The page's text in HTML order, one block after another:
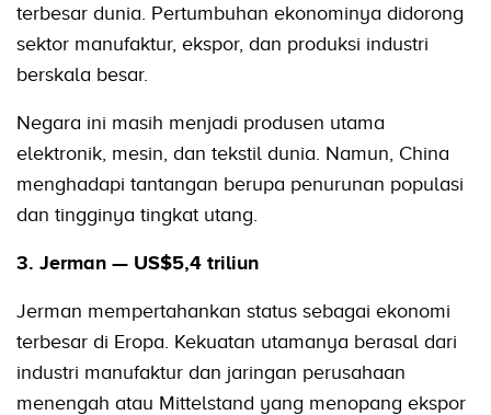
terbesar dunia. Pertumbuhan ekonominya didorong
sektor manufaktur, ekspor, dan produksi industri
berskala besar.
Negara ini masih menjadi produsen utama
elektronik, mesin, dan tekstil dunia. Namun, China
menghadapi tantangan berupa penurunan populasi
dan tingginya tingkat utang.
3. Jerman — US$5,4 triliun
Jerman mempertahankan status sebagai ekonomi
terbesar di Eropa. Kekuatan utamanya berasal dari
industri manufaktur dan jaringan perusahaan
menengah atau Mittelstand yang menopang ekspor